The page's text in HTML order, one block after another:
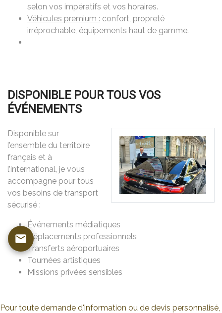
selon vos impératifs et vos horaires.
Véhicules premium : confort, propreté
irréprochable, équipements haut de gamme.
DISPONIBLE POUR TOUS VOS
ÉVÉNEMENTS
Disponible sur
l’ensemble du territoire
français et à
l’international, je vous
accompagne pour tous
vos besoins de transport
sécurisé :
Événements médiatiques
Déplacements professionnels
Transferts aéroportuaires
Tournées artistiques
Missions privées sensibles
Pour toute demande d'information ou de devis personnalisé,